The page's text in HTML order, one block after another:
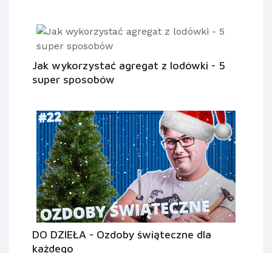
Jak wykorzystać agregat z lodówki - 5
super sposobów
DO DZIEŁA - Ozdoby świąteczne dla
każdego